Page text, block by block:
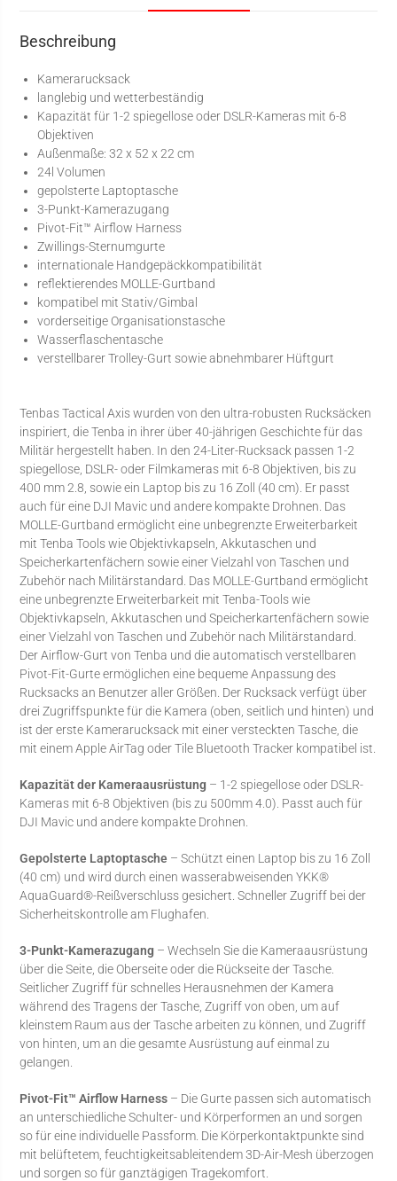
Beschreibung
Kamerarucksack
langlebig und wetterbeständig
Kapazität für 1-2 spiegellose oder DSLR-Kameras mit 6-8
Objektiven
Außenmaße: 32 x 52 x 22 cm
24l Volumen
gepolsterte Laptoptasche
3-Punkt-Kamerazugang
Pivot-Fit™ Airflow Harness
Zwillings-Sternumgurte
internationale Handgepäckkompatibilität
reflektierendes MOLLE-Gurtband
kompatibel mit Stativ/Gimbal
vorderseitige Organisationstasche
Wasserflaschentasche
verstellbarer Trolley-Gurt sowie abnehmbarer Hüftgurt
Tenbas Tactical Axis wurden von den ultra-robusten Rucksäcken
inspiriert, die Tenba in ihrer über 40-jährigen Geschichte für das
Militär hergestellt haben. In den 24-Liter-Rucksack passen 1-2
spiegellose, DSLR- oder Filmkameras mit 6-8 Objektiven, bis zu
400 mm 2.8, sowie ein Laptop bis zu 16 Zoll (40 cm). Er passt
auch für eine DJI Mavic und andere kompakte Drohnen. Das
MOLLE-Gurtband ermöglicht eine unbegrenzte Erweiterbarkeit
mit Tenba Tools wie Objektivkapseln, Akkutaschen und
Speicherkartenfächern sowie einer Vielzahl von Taschen und
Zubehör nach Militärstandard. Das MOLLE-Gurtband ermöglicht
eine unbegrenzte Erweiterbarkeit mit Tenba-Tools wie
Objektivkapseln, Akkutaschen und Speicherkartenfächern sowie
einer Vielzahl von Taschen und Zubehör nach Militärstandard.
Der Airflow-Gurt von Tenba und die automatisch verstellbaren
Pivot-Fit-Gurte ermöglichen eine bequeme Anpassung des
Rucksacks an Benutzer aller Größen. Der Rucksack verfügt über
drei Zugriffspunkte für die Kamera (oben, seitlich und hinten) und
ist der erste Kamerarucksack mit einer versteckten Tasche, die
mit einem Apple AirTag oder Tile Bluetooth Tracker kompatibel ist.
Kapazität der Kameraausrüstung – 1-2 spiegellose oder DSLR-
Kameras mit 6-8 Objektiven (bis zu 500mm 4.0). Passt auch für
DJI Mavic und andere kompakte Drohnen.
Gepolsterte Laptoptasche – Schützt einen Laptop bis zu 16 Zoll
(40 cm) und wird durch einen wasserabweisenden YKK®
AquaGuard®-Reißverschluss gesichert. Schneller Zugriff bei der
Sicherheitskontrolle am Flughafen.
3-Punkt-Kamerazugang – Wechseln Sie die Kameraausrüstung
über die Seite, die Oberseite oder die Rückseite der Tasche.
Seitlicher Zugriff für schnelles Herausnehmen der Kamera
während des Tragens der Tasche, Zugriff von oben, um auf
kleinstem Raum aus der Tasche arbeiten zu können, und Zugriff
von hinten, um an die gesamte Ausrüstung auf einmal zu
gelangen.
Pivot-Fit™ Airflow Harness – Die Gurte passen sich automatisch
an unterschiedliche Schulter- und Körperformen an und sorgen
so für eine individuelle Passform. Die Körperkontaktpunkte sind
mit belüftetem, feuchtigkeitsableitendem 3D-Air-Mesh überzogen
und sorgen so für ganztägigen Tragekomfort.